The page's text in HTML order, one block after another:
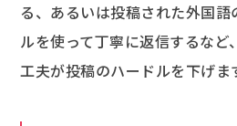
る、あるいは投稿された外国語
ルを使って丁寧に返信するなど
工夫が投稿のハードルを下げま